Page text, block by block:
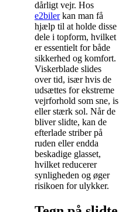
dårligt vejr. Hos
e2bilerkan man få
hjælp til at holde disse
dele i topform, hvilket
er essentielt for både
sikkerhed og komfort.
Viskerblade slides
over tid, især hvis de
udsættes for ekstreme
vejrforhold som sne, is
eller stærk sol. Når de
bliver slidte, kan de
efterlade striber på
ruden eller endda
beskadige glasset,
hvilket reducerer
synligheden og øger
risikoen for ulykker.